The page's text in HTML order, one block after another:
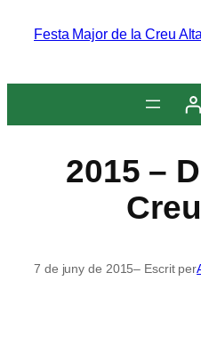
Festa Major de la Creu
2015 –
7 de juny de 2015– Escrit per